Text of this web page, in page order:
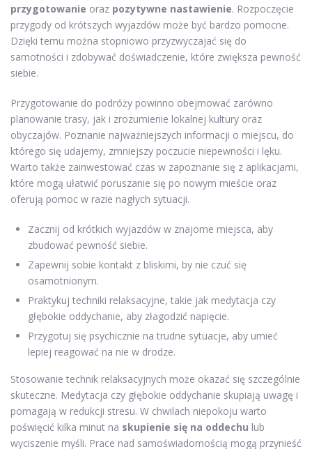
przygotowanie oraz pozytywne nastawienie. Rozpoczęcie
przygody od krótszych wyjazdów może być bardzo pomocne.
Dzięki temu można stopniowo przyzwyczajać się do
samotności i zdobywać doświadczenie, które zwiększa pewność
siebie.
Przygotowanie do podróży powinno obejmować zarówno
planowanie trasy, jak i zrozumienie lokalnej kultury oraz
obyczajów. Poznanie najważniejszych informacji o miejscu, do
którego się udajemy, zmniejszy poczucie niepewności i lęku.
Warto także zainwestować czas w zapoznanie się z aplikacjami,
które mogą ułatwić poruszanie się po nowym mieście oraz
oferują pomoc w razie nagłych sytuacji.
Zacznij od krótkich wyjazdów w znajome miejsca, aby
zbudować pewność siebie.
Zapewnij sobie kontakt z bliskimi, by nie czuć się
osamotnionym.
Praktykuj techniki relaksacyjne, takie jak medytacja czy
głębokie oddychanie, aby złagodzić napięcie.
Przygotuj się psychicznie na trudne sytuacje, aby umieć
lepiej reagować na nie w drodze.
Stosowanie technik relaksacyjnych może okazać się szczególnie
skuteczne. Medytacja czy głębokie oddychanie skupiają uwagę i
pomagają w redukcji stresu. W chwilach niepokoju warto
poświęcić kilka minut na skupienie się na oddechu lub
wyciszenie myśli. Prace nad samoświadomością mogą przynieść